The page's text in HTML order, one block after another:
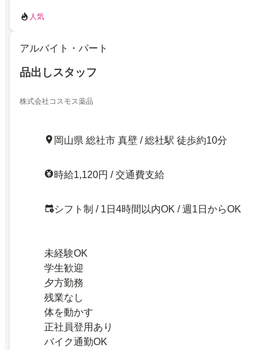
人気
アルバイト・パート
品出しスタッフ
株式会社コスモス薬品
岡山県 総社市 真壁 / 総社駅 徒歩約10分
時給1,120円 / 交通費支給
シフト制 / 1日4時間以内OK / 週1日からOK
未経験OK
学生歓迎
夕方勤務
残業なし
体を動かす
正社員登用あり
バイク通勤OK